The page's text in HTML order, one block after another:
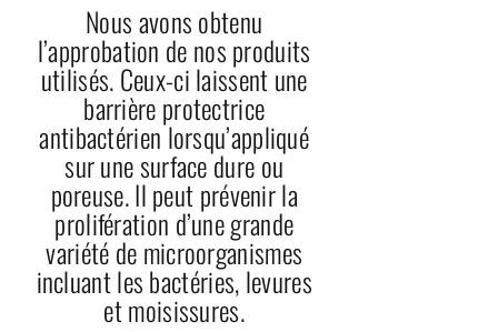
Nous avons obtenu
l’approbation de nos produits
utilisés. Ceux-ci laissent une
barrière protectrice
antibactérien lorsqu’appliqué
sur une surface dure ou
poreuse. Il peut prévenir la
prolifération d’une grande
variété de microorganismes
incluant les bactéries, levures
et moisissures.